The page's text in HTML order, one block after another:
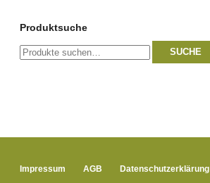
Produktsuche
Suche
nach:
SUCHE
Impressum AGB Datenschutzerklärung